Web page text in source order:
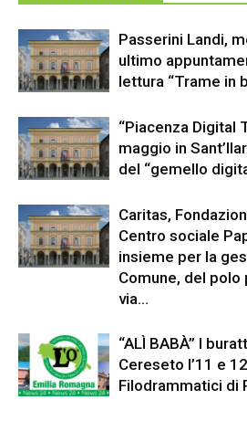
Passerini Landi,
ultimo
lettura “Trame in
“Piacenza Digital
maggio in
del “gemello
Caritas,
Centro sociale
insieme per la
Comune, del
via...
“ALÌ BABÀ” I
Cereseto l’11 e
Filodrammatici di